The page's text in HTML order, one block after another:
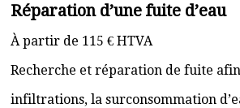
Réparation d’une fuite d’eau
À partir de 115 € HTVA
Recherche et réparation de fuite
infiltrations, la surconsommation